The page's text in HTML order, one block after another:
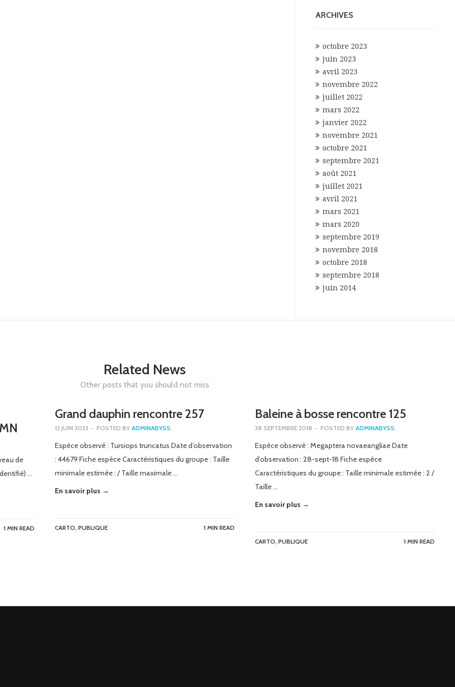
ARCHIVES
octobre 2023
juin 2023
avril 2023
novembre 2022
juillet 2022
mars 2022
janvier 2022
novembre 2021
octobre 2021
septembre 2021
août 2021
juillet 2021
avril 2021
mars 2021
mars 2020
septembre 2019
novembre 2018
octobre 2018
septembre 2018
juin 2014
Related News
Other posts that you should not miss
de
…
1 MIN READ
Grand dauphin rencontre 257
13 JUIN 2023 - POSTED BY ADMINABYSS
Espèce observé : Tursiops truncatus Date d’observation
: 44679 Fiche espèce Caractéristiques du groupe : Taille
minimale estimée : / Taille maximale …
En savoir plus →
CARTO, PUBLIQUE 1 MIN READ
Baleine à bosse rencontre 125
28 SEPTEMBRE 2018 - POSTED BY ADMINABYSS
Espèce observé : Megaptera novaeangliae Date
d’observation : 28-sept-18 Fiche espèce
Caractéristiques du groupe : Taille minimale estimée : 2 /
Taille …
En savoir plus →
CARTO, PUBLIQUE 1 MIN READ